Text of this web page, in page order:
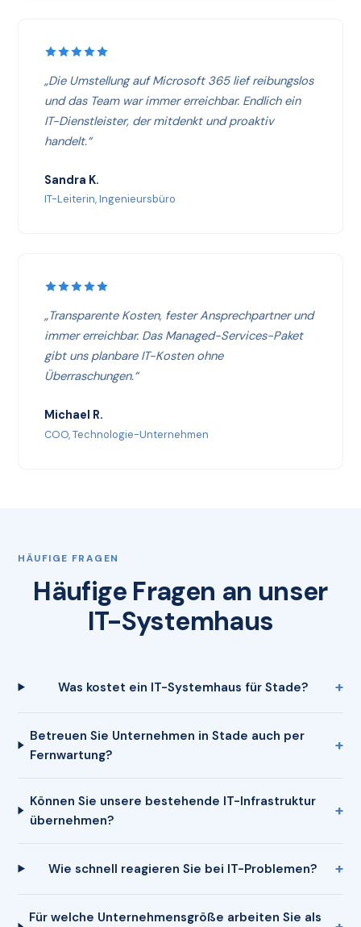
„Die Umstellung auf Microsoft 365 lief reibungslos
und das Team war immer erreichbar. Endlich ein
IT-Dienstleister, der mitdenkt und proaktiv
handelt.“
Sandra K.
IT-Leiterin, Ingenieursbüro
„Transparente Kosten, fester Ansprechpartner und
immer erreichbar. Das Managed-Services-Paket
gibt uns planbare IT-Kosten ohne
Überraschungen.“
Michael R.
COO, Technologie-Unternehmen
HÄUFIGE FRAGEN
Häufige Fragen an unser
IT-Systemhaus
Was kostet ein IT-Systemhaus für Stade?
Betreuen Sie Unternehmen in Stade auch per
Fernwartung?
Können Sie unsere bestehende IT-Infrastruktur
übernehmen?
Wie schnell reagieren Sie bei IT-Problemen?
Für welche Unternehmensgröße arbeiten Sie als